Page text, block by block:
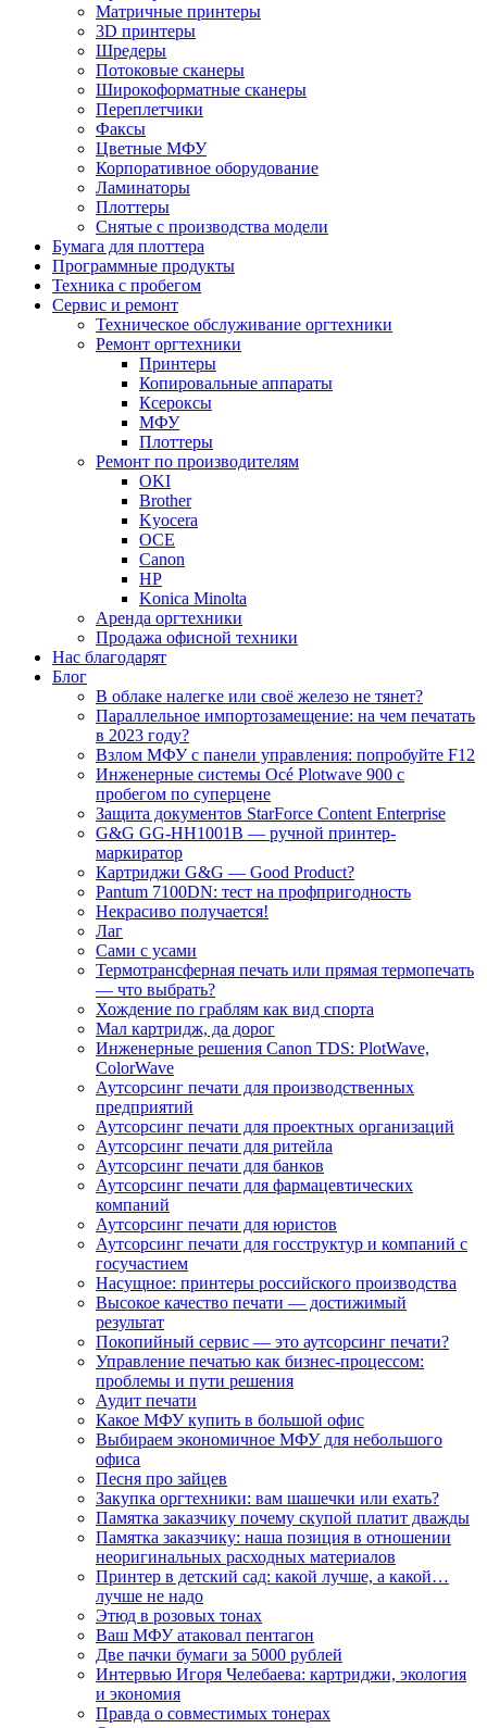
Матричные принтеры
3D принтеры
Шредеры
Потоковые сканеры
Широкоформатные сканеры
Переплетчики
Факсы
Цветные МФУ
Корпоративное оборудование
Ламинаторы
Плоттеры
Снятые с производства модели
Бумага для плоттера
Программные продукты
Техника с пробегом
Сервис и ремонт
Техническое обслуживание оргтехники
Ремонт оргтехники
Принтеры
Копировальные аппараты
Ксероксы
МФУ
Плоттеры
Ремонт по производителям
OKI
Brother
Kyocera
OCE
Canon
HP
Konica Minolta
Аренда оргтехники
Продажа офисной техники
Нас благодарят
Блог
В облаке налегке или своё железо не тянет?
Параллельное импортозамещение: на чем печатать
в 2023 году?
Взлом МФУ с панели управления: попробуйте F12
Инженерные системы Océ Plotwave 900 с
пробегом по суперцене
Защита документов StarForce Content Enterprise
G&G GG-HH1001B — ручной принтер-
маркиратор
Картриджи G&G — Good Product?
Pantum 7100DN: тест на профпригодность
Некрасиво получается!
Лаг
Сами с усами
Термотрансферная печать или прямая термопечать
— что выбрать?
Хождение по граблям как вид спорта
Мал картридж, да дорог
Инженерные решения Canon TDS: PlotWave,
ColorWave
Аутсорсинг печати для производственных
предприятий
Аутсорсинг печати для проектных организаций
Аутсорсинг печати для ритейла
Аутсорсинг печати для банков
Аутсорсинг печати для фармацевтических
компаний
Аутсорсинг печати для юристов
Аутсорсинг печати для госструктур и компаний с
госучастием
Насущное: принтеры российского производства
Высокое качество печати — достижимый
результат
Покопийный сервис — это аутсорсинг печати?
Управление печатью как бизнес-процессом:
проблемы и пути решения
Аудит печати
Какое МФУ купить в большой офис
Выбираем экономичное МФУ для небольшого
офиса
Песня про зайцев
Закупка оргтехники: вам шашечки или ехать?
Памятка заказчику почему скупой платит дважды
Памятка заказчику: наша позиция в отношении
неоригинальных расходных материалов
Принтер в детский сад: какой лучше, а какой…
лучше не надо
Этюд в розовых тонах
Ваш МФУ атаковал пентагон
Две пачки бумаги за 5000 рублей
Интервью Игоря Челебаева: картриджи, экология
и экономия
Правда о совместимых тонерах